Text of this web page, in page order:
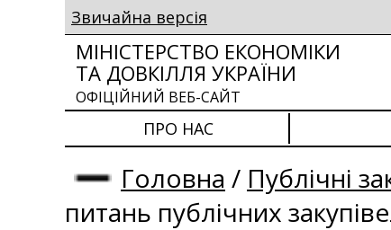
Звичайна версія
МІНІСТЕРСТВО ЕКОНОМІКИ
ТА ДОВКІЛЛЯ УКРАЇНИ
ОФІЦІЙНИЙ ВЕБ-САЙТ
ПРО НАС
Головна / Публічні
питань публічних